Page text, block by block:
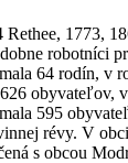
1773,
robotníci
64 rodín,
595
révy. V
s obcou